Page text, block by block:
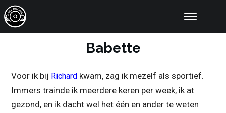
Online Coaching
Artikelen
Over Ons
Contact
Babette
Voor ik bij Richard kwam, zag ik mezelf als sportief.
Immers trainde ik meerdere keren per week, ik at
gezond, en ik dacht wel het één en ander te weten